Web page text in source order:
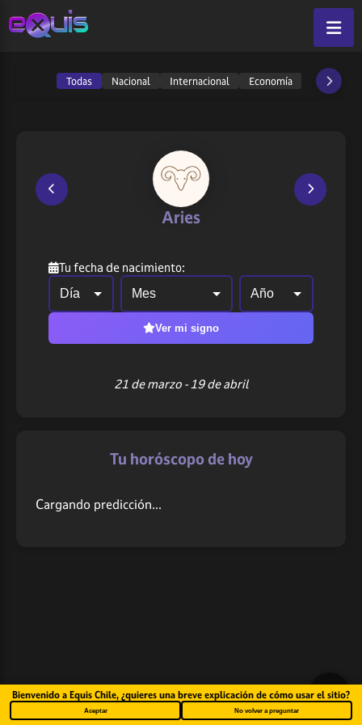
Bienvenido a Equis Chile, ¿quieres una breve explicación de cómo usar el sitio?
Aceptar No volver a preguntar
Todas Nacional Internacional Economía Política
Aries
Tu fecha de nacimiento:
Ver mi signo
21 de marzo - 19 de abril
Tu horóscopo de hoy
Cargando predicción...